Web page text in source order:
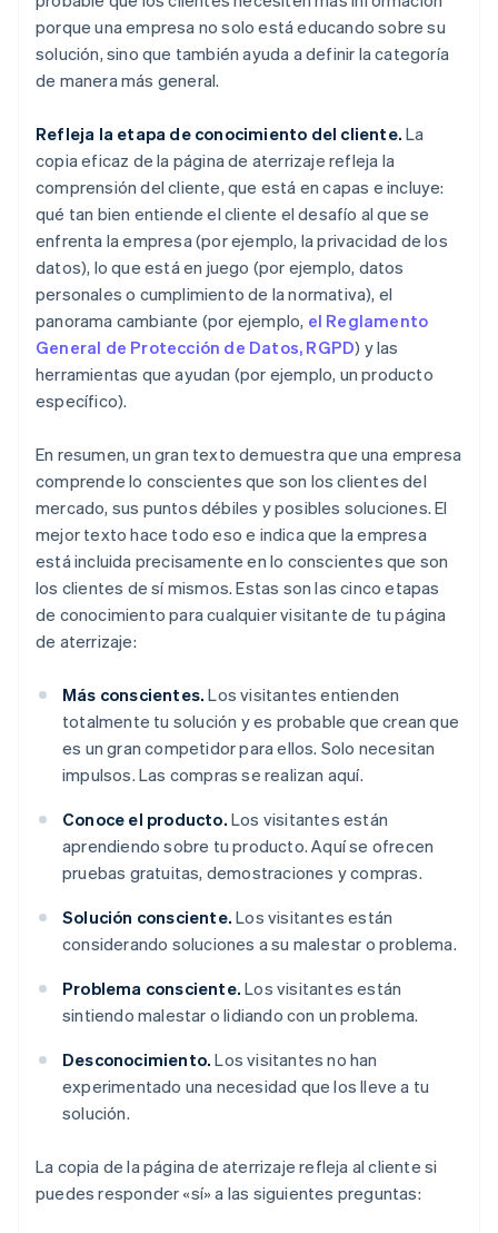
porque una empresa no solo está educando sobre su
solución, sino que también ayuda a definir la categoría
de manera más general.
Refleja la etapa de conocimiento del cliente. La
copia eficaz de la página de aterrizaje refleja la
comprensión del cliente, que está en capas e incluye:
qué tan bien entiende el cliente el desafío al que se
enfrenta la empresa (por ejemplo, la privacidad de los
datos), lo que está en juego (por ejemplo, datos
personales o cumplimiento de la normativa), el
panorama cambiante (por ejemplo, el Reglamento
General de Protección de Datos, RGPD) y las
herramientas que ayudan (por ejemplo, un producto
específico).
En resumen, un gran texto demuestra que una empresa
comprende lo conscientes que son los clientes del
mercado, sus puntos débiles y posibles soluciones. El
mejor texto hace todo esoe indica que la empresa
está incluida precisamente en lo conscientes que son
los clientes desí mismos. Estas son las cinco etapas
de conocimiento para cualquier visitante de tu página
de aterrizaje:
Más conscientes. Los visitantes entienden
totalmente tu solución y es probable que crean que
es un gran competidor para ellos. Solo necesitan
impulsos. Las compras se realizan aquí.
Conoce el producto. Los visitantes están
aprendiendo sobre tu producto. Aquí se ofrecen
pruebas gratuitas, demostraciones y compras.
Solución consciente. Los visitantes están
considerando soluciones a su malestar o problema.
Problema consciente. Los visitantes están
sintiendo malestar o lidiando con un problema.
Desconocimiento. Los visitantes no han
experimentado una necesidad que los lleve a tu
solución.
La copia de la página de aterrizaje refleja al cliente si
puedes responder «sí» a las siguientes preguntas: